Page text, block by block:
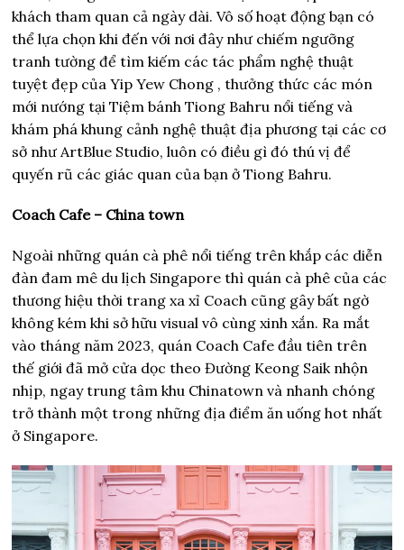
khách tham quan cả ngày dài. Vô số hoạt động bạn có
thể lựa chọn khi đến với nơi đây như chiếm ngưỡng
tranh tường để tìm kiếm các tác phẩm nghệ thuật
tuyệt đẹp của Yip Yew Chong , thưởng thức các món
mới nướng tại Tiệm bánh Tiong Bahru nổi tiếng và
khám phá khung cảnh nghệ thuật địa phương tại các cơ
sở như ArtBlue Studio, luôn có điều gì đó thú vị để
quyến rũ các giác quan của bạn ở Tiong Bahru.
Coach Cafe – China town
Ngoài những quán cà phê nổi tiếng trên khắp các diễn
đàn đam mê du lịch Singapore thì quán cà phê của các
thương hiệu thời trang xa xỉ Coach cũng gây bất ngờ
không kém khi sở hữu visual vô cùng xinh xắn. Ra mắt
vào tháng năm 2023, quán Coach Cafe đầu tiên trên
thế giới đã mở cửa dọc theo Đường Keong Saik nhộn
nhịp, ngay trung tâm khu Chinatown và nhanh chóng
trở thành một trong những địa điểm ăn uống hot nhất
ở Singapore.